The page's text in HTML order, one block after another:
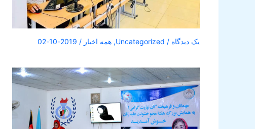
یک دیدگاه /
Uncategorized
,همه اخبار /
2019-10-02